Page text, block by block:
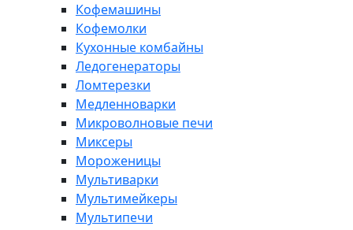
Кофемашины
Кофемолки
Кухонные комбайны
Ледогенераторы
Ломтерезки
Медленноварки
Микроволновые печи
Миксеры
Мороженицы
Мультиварки
Мультимейкеры
Мультипечи